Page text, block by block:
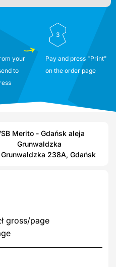
your
to
3
Pay and press "Print"
on the order page
Merito - Gdańsk aleja
Grunwaldzka
238A, Gdańsk
gross/page